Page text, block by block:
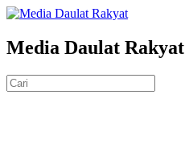
Media Daulat Rakyat